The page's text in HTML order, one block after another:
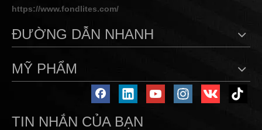
https://www.fondlites.com/
ĐƯỜNG DẪN NHANH
MỸ PHẨM
TIN NHẮN CỦA BẠN